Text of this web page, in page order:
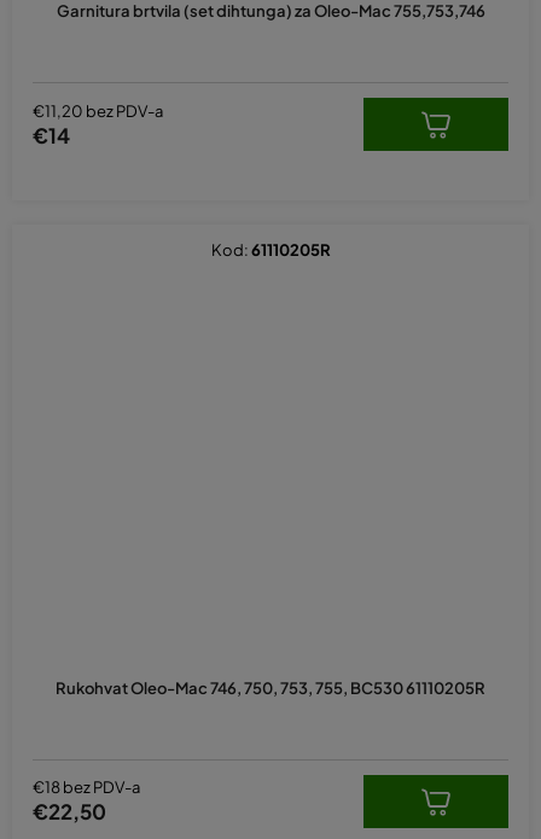
Garnitura brtvila (set dihtunga) za Oleo-Mac 755,753,746
proizvoda
€11,20 bez PDV-a
€14
Rukohvat Oleo-Mac 746, 750, 753, 755, BC530 61110205R
€18 bez PDV-a
€22,50
Kod:61110205R